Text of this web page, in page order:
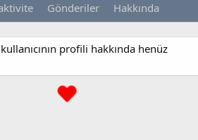
Gönderiler Hakkında
profili hakkında henüz